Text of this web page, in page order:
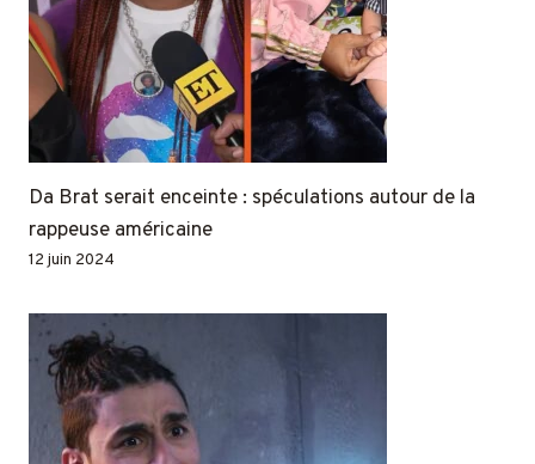
Da Brat serait enceinte : spéculations autour de la
rappeuse américaine
12 juin 2024